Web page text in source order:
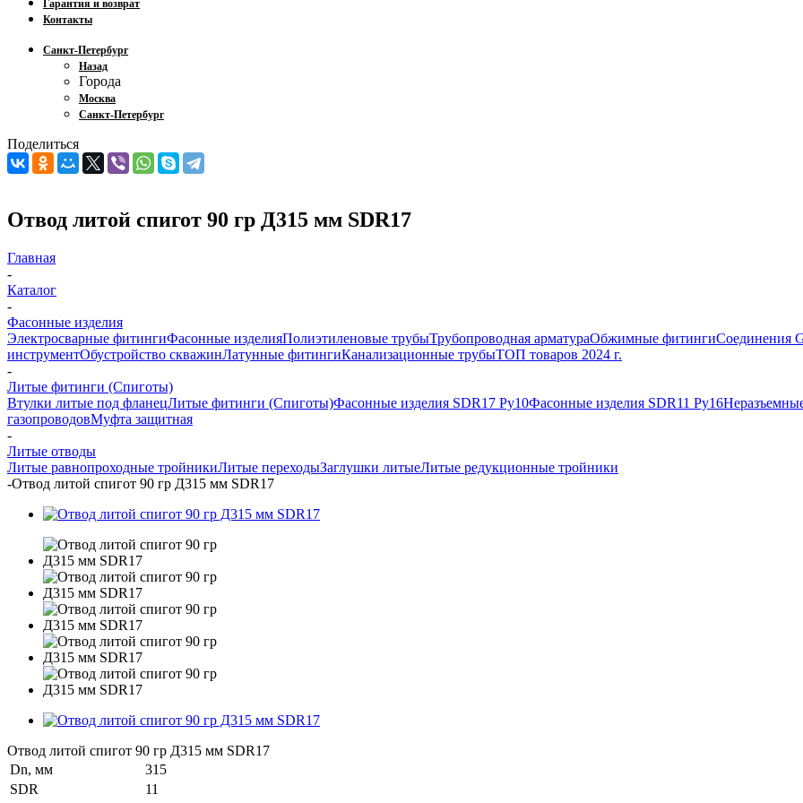
Гарантия и возврат
Контакты
Санкт-Петербург
Назад
Города
Москва
Санкт-Петербург
Поделиться
Отвод литой спигот 90 гр Д315 мм SDR17
Главная
-
Каталог
-
Фасонные изделия
Электросварные фитингиФасонные изделияПолиэтиленовые трубыТрубопроводная арматураОбжимные фитингиСоединения
инструментОбустройство скважинЛатунные фитингиКанализационные трубыТОП товаров 2024 г.
-
Литые фитинги (Спиготы)
Втулки литые под фланецЛитые фитинги (Спиготы)Фасонные изделия SDR17 Ру10Фасонные изделия SDR11 Ру16
газопроводовМуфта защитная
-
Литые отводы
Литые равнопроходные тройникиЛитые переходыЗаглушки литыеЛитые редукционные тройники
-Отвод литой спигот 90 гр Д315 мм SDR17
Отвод литой спигот 90 гр Д315 мм SDR17
Dn, мм
315
SDR
11